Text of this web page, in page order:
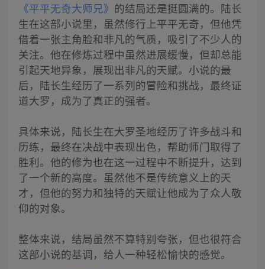
《平平无奇大师兄》 的结局还是挺圆满的。陆长
生在这部小说里，虽然修行上平平无奇，但他凭
借着一张主角脸和非凡的气质，吸引了不少人的
关注。他在修炼过程中虽然进展缓慢，但却总能
引起天地异象，展现出非凡的天赋。小说的最
后，陆长生经历了一系列的冒险和挑战，最终证
道大罗，成为了真正的强者。
具体来说，陆长生在大罗圣地经历了许多战斗和
历练，最终在决战中表现出色，帮助师门取得了
胜利。他的修为也在这一过程中不断提升，达到
了一个新的高度。虽然他不是传统意义上的天
才，但他的努力和独特的天赋让他成为了众人敬
仰的对象。
整体来说，结局虽然不算特别夸张，但也很符合
这部小说的基调，给人一种轻松愉快的感觉。